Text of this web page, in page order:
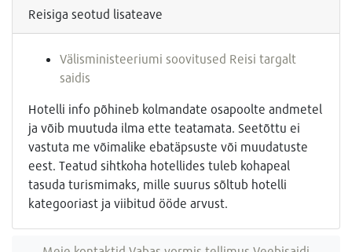
Reisiga seotud lisateave
Välisministeeriumi soovitused Reisi targalt
saidis
Hotelli info põhineb kolmandate osapoolte andmetel
ja võib muutuda ilma ette teatamata. Seetõttu ei
vastuta me võimalike ebatäpsuste või muudatuste
eest. Teatud sihtkoha hotellides tuleb kohapeal
tasuda turismimaks, mille suurus sõltub hotelli
kategooriast ja viibitud ööde arvust.